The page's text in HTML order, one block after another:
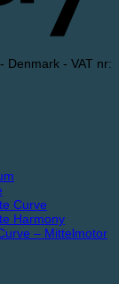
- Denmark - VAT nr:
Curve
Harmony
– Mittelmotor